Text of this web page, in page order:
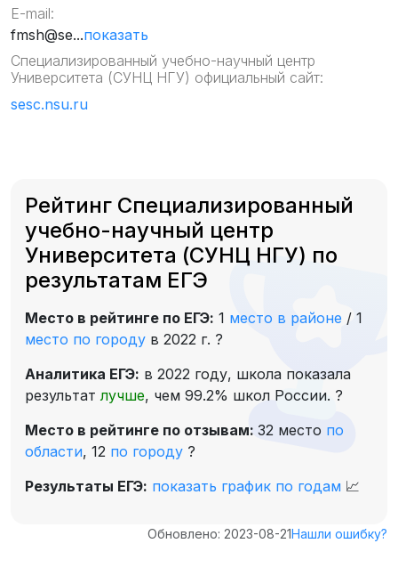
E-mail:
fmsh@se...показать
Специализированный учебно-научный центр
Университета (СУНЦ НГУ) официальный сайт:
sesc.nsu.ru
Рейтинг Специализированный
учебно-научный центр
Университета (СУНЦ НГУ) по
результатам ЕГЭ
Место в рейтинге по ЕГЭ: 1 место в районе / 1
место по городу в 2022 г. ?
Аналитика ЕГЭ: в 2022 году, школа показала
результатлучше, чем 99.2% школ России. ?
Место в рейтинге по отзывам: 32 место по
области, 12 по городу ?
Результаты ЕГЭ: показать график по годам 📈
Обновлено: 2023-08-21Нашли ошибку?